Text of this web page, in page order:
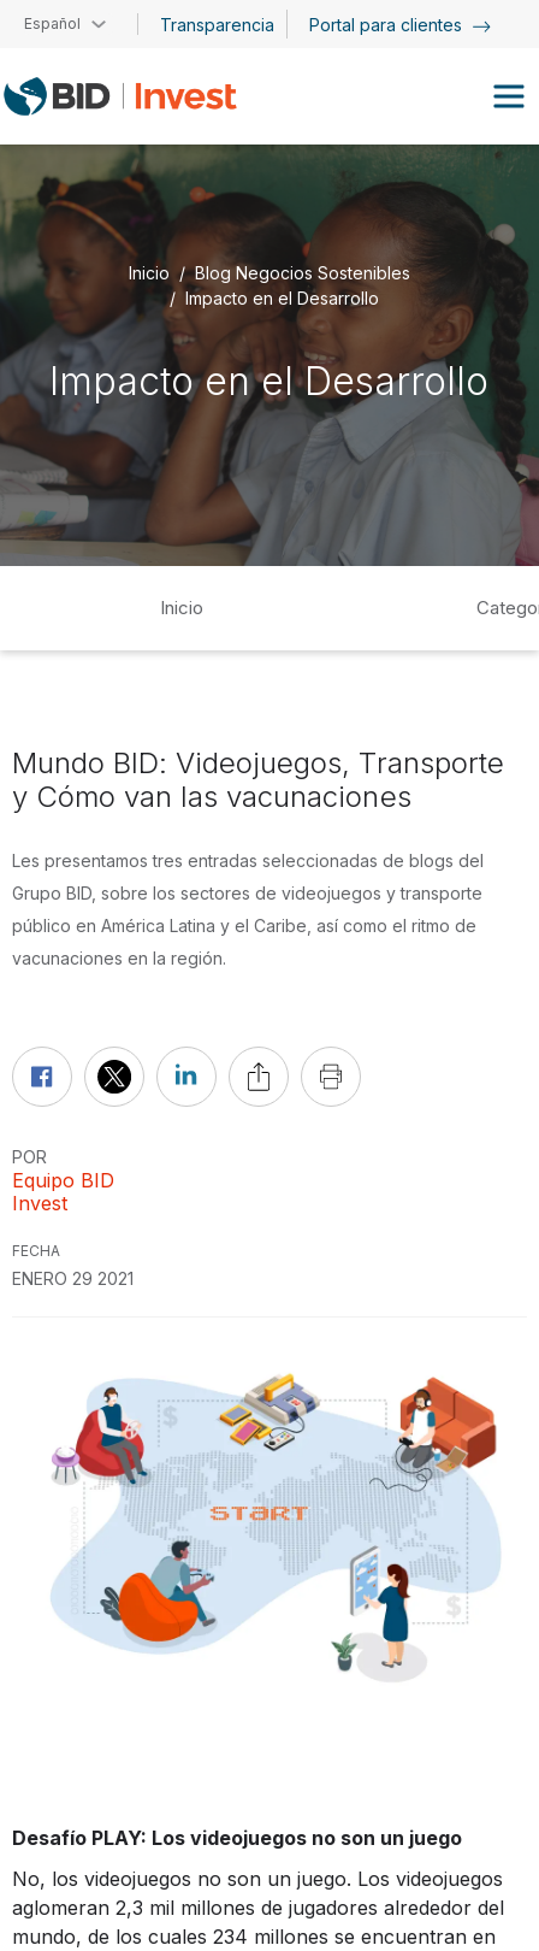
Pasar al contenido principal
Español Transparencia Portal para clientes
Inicio
Blog Negocios Sostenibles
Impacto en el Desarrollo
Impacto en el Desarrollo
Inicio
Mundo BID: Videojuegos, Transporte
y Cómo van las vacunaciones
Les presentamos tres entradas seleccionadas de blogs del
Grupo BID, sobre los sectores de videojuegos y transporte
público en América Latina y el Caribe, así como el ritmo de
vacunaciones en la región.
POR
Equipo BID
Invest
FECHA
ENERO 29 2021
Desafío PLAY: Los videojuegos no son un juego
No, los videojuegos no son un juego. Los videojuegos
aglomeran 2,3 mil millones de jugadores alrededor del
mundo, de los cuales 234 millones se encuentran en